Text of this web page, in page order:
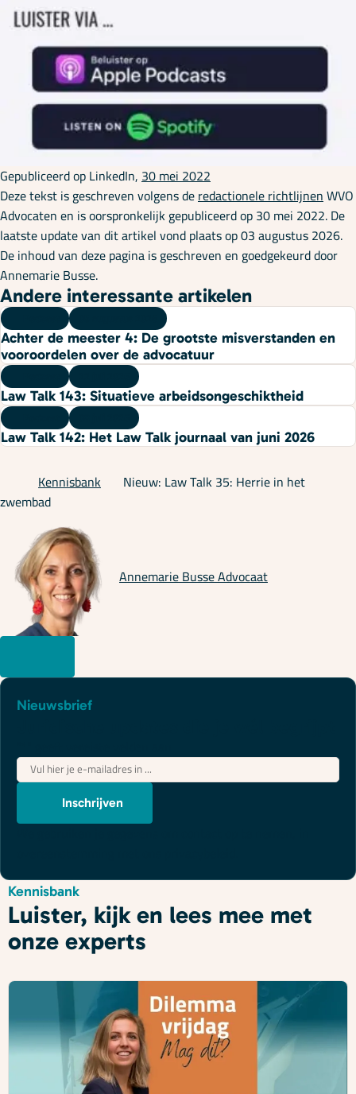
Gepubliceerd op LinkedIn,30 mei 2022
Deze tekst is geschreven volgens deredactionele richtlijnenWVO
Advocaten en is oorspronkelijk gepubliceerd op 30 mei 2022. De
laatste update van dit artikel vond plaats op 03 augustus 2026.
De inhoud van deze pagina is geschreven en goedgekeurd door
Annemarie Busse.
Andere interessante artikelen
Achter de meester 4: De grootste misverstanden en
vooroordelen over de advocatuur
Law Talk 143: Situatieve arbeidsongeschiktheid
Law Talk 142: Het Law Talk journaal van juni 2026
Kennisbank
Nieuw: Law Talk 35: Herrie in het
zwembad
Annemarie BusseAdvocaat
Nieuwsbrief
E-
mailadres*
Inschrijven
Kennisbank
Luister, kijk en lees mee met
onze experts